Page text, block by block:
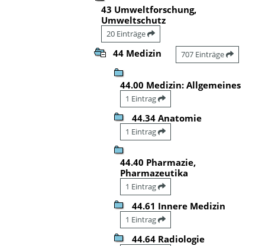
43 Umweltforschung,
Umweltschutz
20 Einträge
44 Medizin 707 Einträge
44.00 Medizin: Allgemeines
1 Eintrag
44.34 Anatomie
1 Eintrag
44.40 Pharmazie,
Pharmazeutika
1 Eintrag
44.61 Innere Medizin
1 Eintrag
44.64 Radiologie